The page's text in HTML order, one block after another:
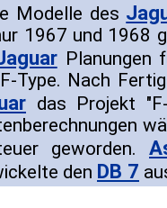
Modelle des
1967 und 1968
Planungen
Type. Nach
das Projekt
geworden.
den DB 7